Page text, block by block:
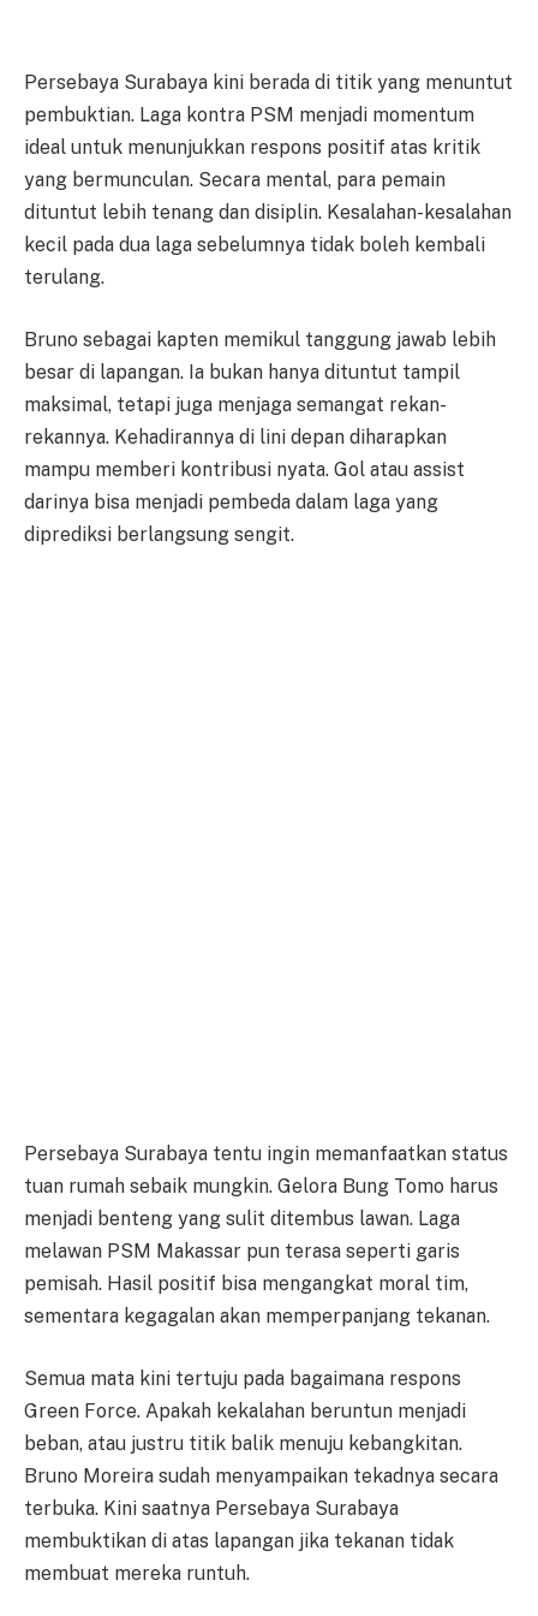
Persebaya Surabaya kini berada di titik yang menuntut
pembuktian. Laga kontra PSM menjadi momentum
ideal untuk menunjukkan respons positif atas kritik
yang bermunculan. Secara mental, para pemain
dituntut lebih tenang dan disiplin. Kesalahan-kesalahan
kecil pada dua laga sebelumnya tidak boleh kembali
terulang.
Bruno sebagai kapten memikul tanggung jawab lebih
besar di lapangan. Ia bukan hanya dituntut tampil
maksimal, tetapi juga menjaga semangat rekan-
rekannya. Kehadirannya di lini depan diharapkan
mampu memberi kontribusi nyata. Gol atau assist
darinya bisa menjadi pembeda dalam laga yang
diprediksi berlangsung sengit.
Persebaya Surabaya tentu ingin memanfaatkan status
tuan rumah sebaik mungkin. Gelora Bung Tomo harus
menjadi benteng yang sulit ditembus lawan. Laga
melawan PSM Makassar pun terasa seperti garis
pemisah. Hasil positif bisa mengangkat moral tim,
sementara kegagalan akan memperpanjang tekanan.
Semua mata kini tertuju pada bagaimana respons
Green Force. Apakah kekalahan beruntun menjadi
beban, atau justru titik balik menuju kebangkitan.
Bruno Moreira sudah menyampaikan tekadnya secara
terbuka. Kini saatnya Persebaya Surabaya
membuktikan di atas lapangan jika tekanan tidak
membuat mereka runtuh.